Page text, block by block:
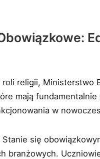
religii, Ministerstwo
mają
w
Stanie się
branżowych.